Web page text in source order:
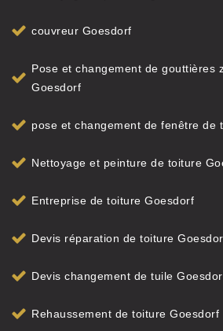
couvreur Goesdorf
Pose et changement de gouttières
Goesdorf
pose et changement de fenêtre de
Nettoyage et peinture de toiture
Entreprise de toiture Goesdorf
Devis réparation de toiture
Devis changement de tuile
Rehaussement de toiture Goesdorf